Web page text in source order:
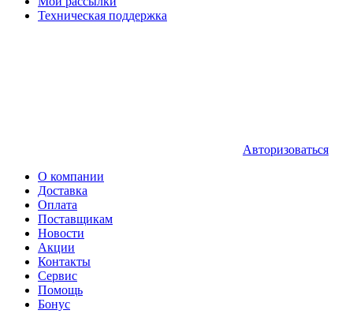
Техническая поддержка
Авторизоваться
О компании
Доставка
Оплата
Поставщикам
Новости
Акции
Контакты
Сервис
Помощь
Бонус